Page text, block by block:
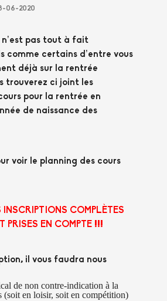
06-2020
n’est pas tout à fait
comme certains d’entre vous
déjà sur la rentrée
trouverez ci joint les
pour la rentrée en
de naissance des
voir le planning des cours
INSCRIPTIONS COMPLÈTES
PRISES EN COMPTE !!!
il vous faudra nous
de non contre-indication à la
(soit en loisir, soit en compétition)